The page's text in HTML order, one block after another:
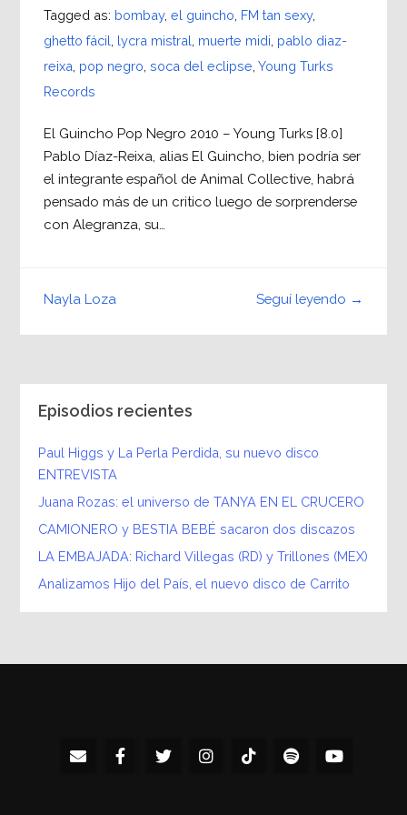
Tagged as: bombay, el guincho FM tan sexy,
ghetto fácil lycra mistral muerte midi pablo diaz-
reixa pop negro soca del eclipse Young Turks
Records
El Guincho Pop Negro 2010 – Young Turks [8.0]
Pablo Díaz-Reixa, alias El Guincho, bien podría ser
el integrante español de Animal Collective, habrá
pensado más de un critico luego de sorprenderse
con Alegranza, su…
Seguí leyendo →
Nayla Loza
Episodios recientes
Paul Higgs y La Perla Perdida, su nuevo disco
ENTREVISTA
Juana Rozas: el universo de TANYA EN EL CRUCERO
CAMIONERO y BESTIA BEBÉ sacaron dos discazos
LA EMBAJADA: Richard Villegas (RD) y Trillones (MEX)
Analizamos Hijo del País, el nuevo disco de Carrito